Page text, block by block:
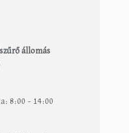
állomás
8:00 – 14:00